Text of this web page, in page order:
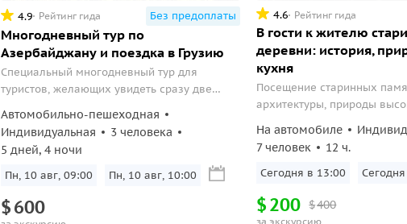
4.9 Рейтинг гида Без предоплаты
Многодневный тур по
Азербайджану и поездка в Грузию
Специальный многодневный тур для
туристов, желающих увидеть сразу две
одной поездки по Кавказу. Вы получите
возможность познакомиться с историей,
культурой, природой, кухней этих двух
стран.
Автомобильно-пешеходная
Индивидуальная
3 человека
5 дней, 4 ночи
Пн, 10 авг, 09:00 Пн, 10 авг, 10:00
$600
4.6 Рейтинг гида
В гости к жителю
деревни: история,
кухня
Посещение старинных
архитектуры, природы
На автомобиле
7 человек
12 ч.
Сегодня в 13:00
$400
$200
за экскурсию